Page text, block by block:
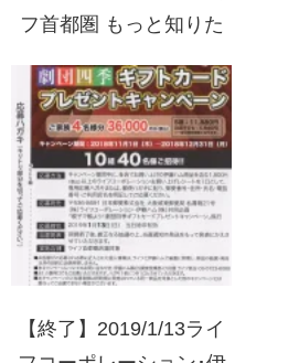
フ首都圏 もっと知りた
ーン
【終了】2019/1/13ライ